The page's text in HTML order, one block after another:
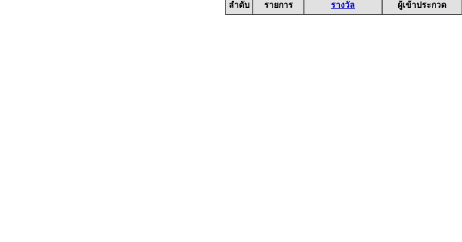
ลำดับ รายการ รางวัล ผู้เข้าประกวด